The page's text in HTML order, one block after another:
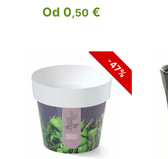
Od 0,50 €
-47%